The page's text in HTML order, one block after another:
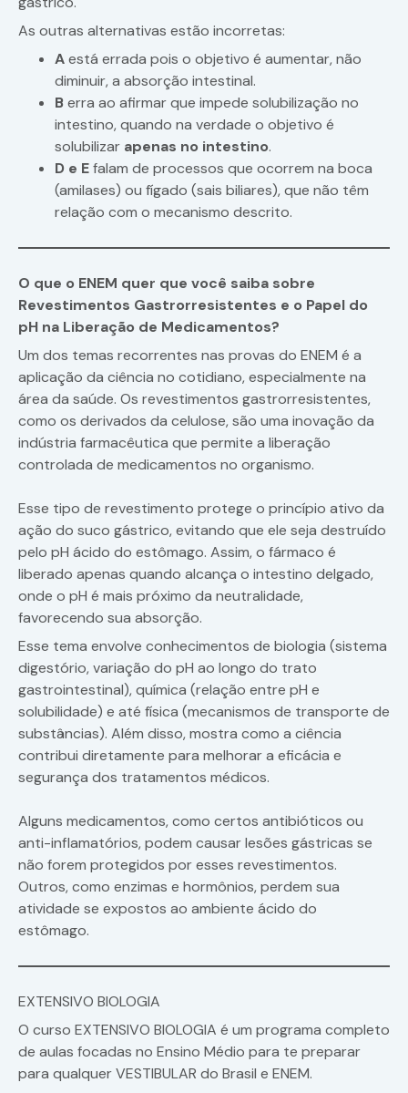
As outras alternativas estão incorretas:
Aestá errada pois o objetivo é aumentar, não
diminuir, a absorção intestinal.
Berra ao afirmar que impede solubilização no
intestino, quando na verdade o objetivo é
solubilizar apenas no intestino.
D e Efalam de processos que ocorrem na boca
(amilases) ou fígado (sais biliares), que não têm
relação com o mecanismo descrito.
O que o ENEM quer que você saiba sobre
Revestimentos Gastrorresistentes e o Papel do
pH na Liberação de Medicamentos?
Um dos temas recorrentes nas provas do ENEM é a
aplicação da ciência no cotidiano, especialmente na
área da saúde. Os revestimentos gastrorresistentes,
como os derivados da celulose, são uma inovação da
indústria farmacêutica que permite a liberação
controlada de medicamentos no organismo.
Esse tipo de revestimento protege o princípio ativo da
ação do suco gástrico, evitando que ele seja destruído
pelo pH ácido do estômago. Assim, o fármaco é
liberado apenas quando alcança o intestino delgado,
onde o pH é mais próximo da neutralidade,
favorecendo sua absorção.
Esse tema envolve conhecimentos de biologia (sistema
digestório, variação do pH ao longo do trato
gastrointestinal), química (relação entre pH e
solubilidade) e até física (mecanismos de transporte de
substâncias). Além disso, mostra como a ciência
contribui diretamente para melhorar a eficácia e
segurança dos tratamentos médicos.
Alguns medicamentos, como certos antibióticos ou
anti-inflamatórios, podem causar lesões gástricas se
não forem protegidos por esses revestimentos.
Outros, como enzimas e hormônios, perdem sua
atividade se expostos ao ambiente ácido do
estômago.
EXTENSIVO BIOLOGIA
O curso EXTENSIVO BIOLOGIA é um programa completo
de aulas focadas no Ensino Médio para te preparar
para qualquer VESTIBULAR do Brasil e ENEM.